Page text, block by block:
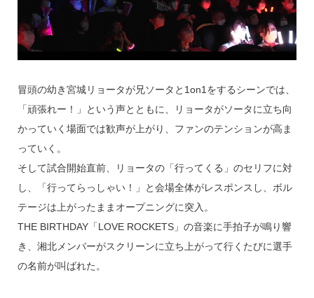
冒頭の幼き宮城リョータが兄ソータと1on1をするシーンでは、
「頑張れー！」という声とともに、リョータがソータに立ち向
かっていく場面では歓声が上がり、ファンのテンションが高ま
っていく。
そして試合開始直前、リョータの「行ってくる」のセリフに対
し、「行ってらっしゃい！」と会場全体がレスポンスし、ボル
テージは上がったままオープニングに突入。
THE BIRTHDAY「LOVE ROCKETS」の音楽に手拍子が鳴り響
き、湘北メンバーがスクリーンに立ち上がって行くたびに選手
の名前が叫ばれた。